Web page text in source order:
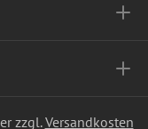
zzgl.Versandkosten